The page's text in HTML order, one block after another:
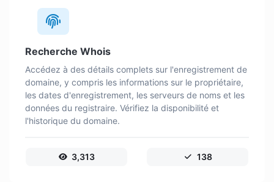
Recherche Whois
Accédez à des détails complets sur l'enregistrement de
domaine, y compris les informations sur le propriétaire,
les dates d'enregistrement, les serveurs de noms et les
données du registraire. Vérifiez la disponibilité et
l'historique du domaine.
3,313 138